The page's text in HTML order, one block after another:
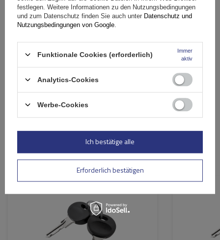
Ähnliche Produkte
Passend für: Traxer,Zenith,Horizon Passend für:
festlegen. Weitere Informationen zu den Nutzungsbedingungen
und zum Datenschutz finden Sie auch unter Datenschutz und
Nutzungsbedingungen von Google
Funktionale Cookies (erforderlich)
Immer
aktiv
Analytics-Cookies
Werbe-Cookies
Erforderlich bestätigen
Ich bestätige alle